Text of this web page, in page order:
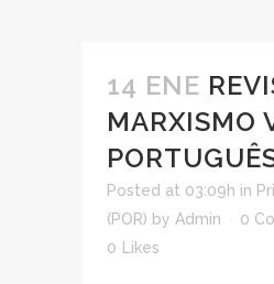
14 ENE
MARXISMO
Posted at 03:09h in
(POR) by Admin
0
0
Likes